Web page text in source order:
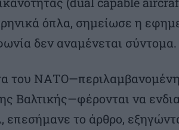
όπλα, σημείωσε η
δεν αναμένεται σύντομα.
του
Βαλτικής—φέρονται να
επεσήμανε το άρθρο,